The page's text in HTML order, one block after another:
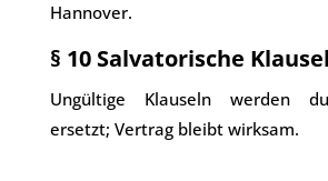
Hannover.
§ 10 Salvatorische Klausel
Ungültige Klauseln werden
ersetzt; Vertrag bleibt wirksam.